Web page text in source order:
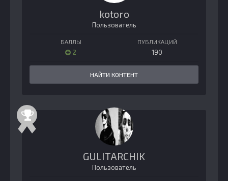
kotoro
Пользователь
БАЛЛЫ
2
ПУБЛИКАЦИЙ
190
НАЙТИ КОНТЕНТ
GULITARCHIK
Пользователь